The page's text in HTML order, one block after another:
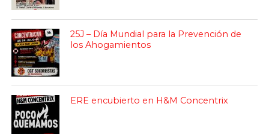
25J – Día Mundial para la Prevención de
los Ahogamientos
ERE encubierto en H&M Concentrix